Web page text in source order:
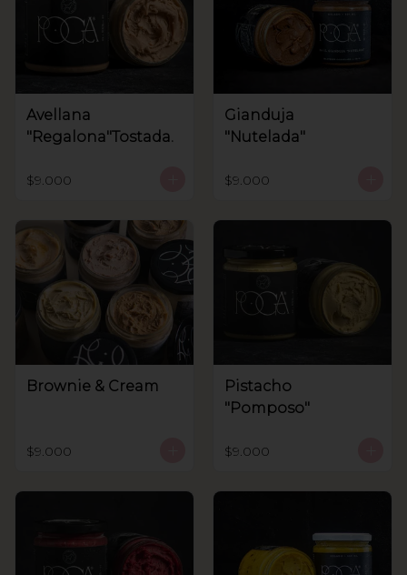
Avellana
"Regalona"Tostada.
$9.000
Gianduja
"Nutelada"
$9.000
Brownie & Cream
$9.000
Pistacho
"Pomposo"
$9.000